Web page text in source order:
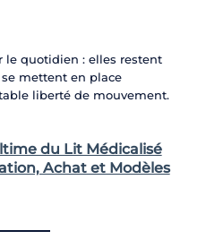
le quotidien : elles restent
mettent en place
liberté de mouvement.
du Lit Médicalisé
Achat et Modèles